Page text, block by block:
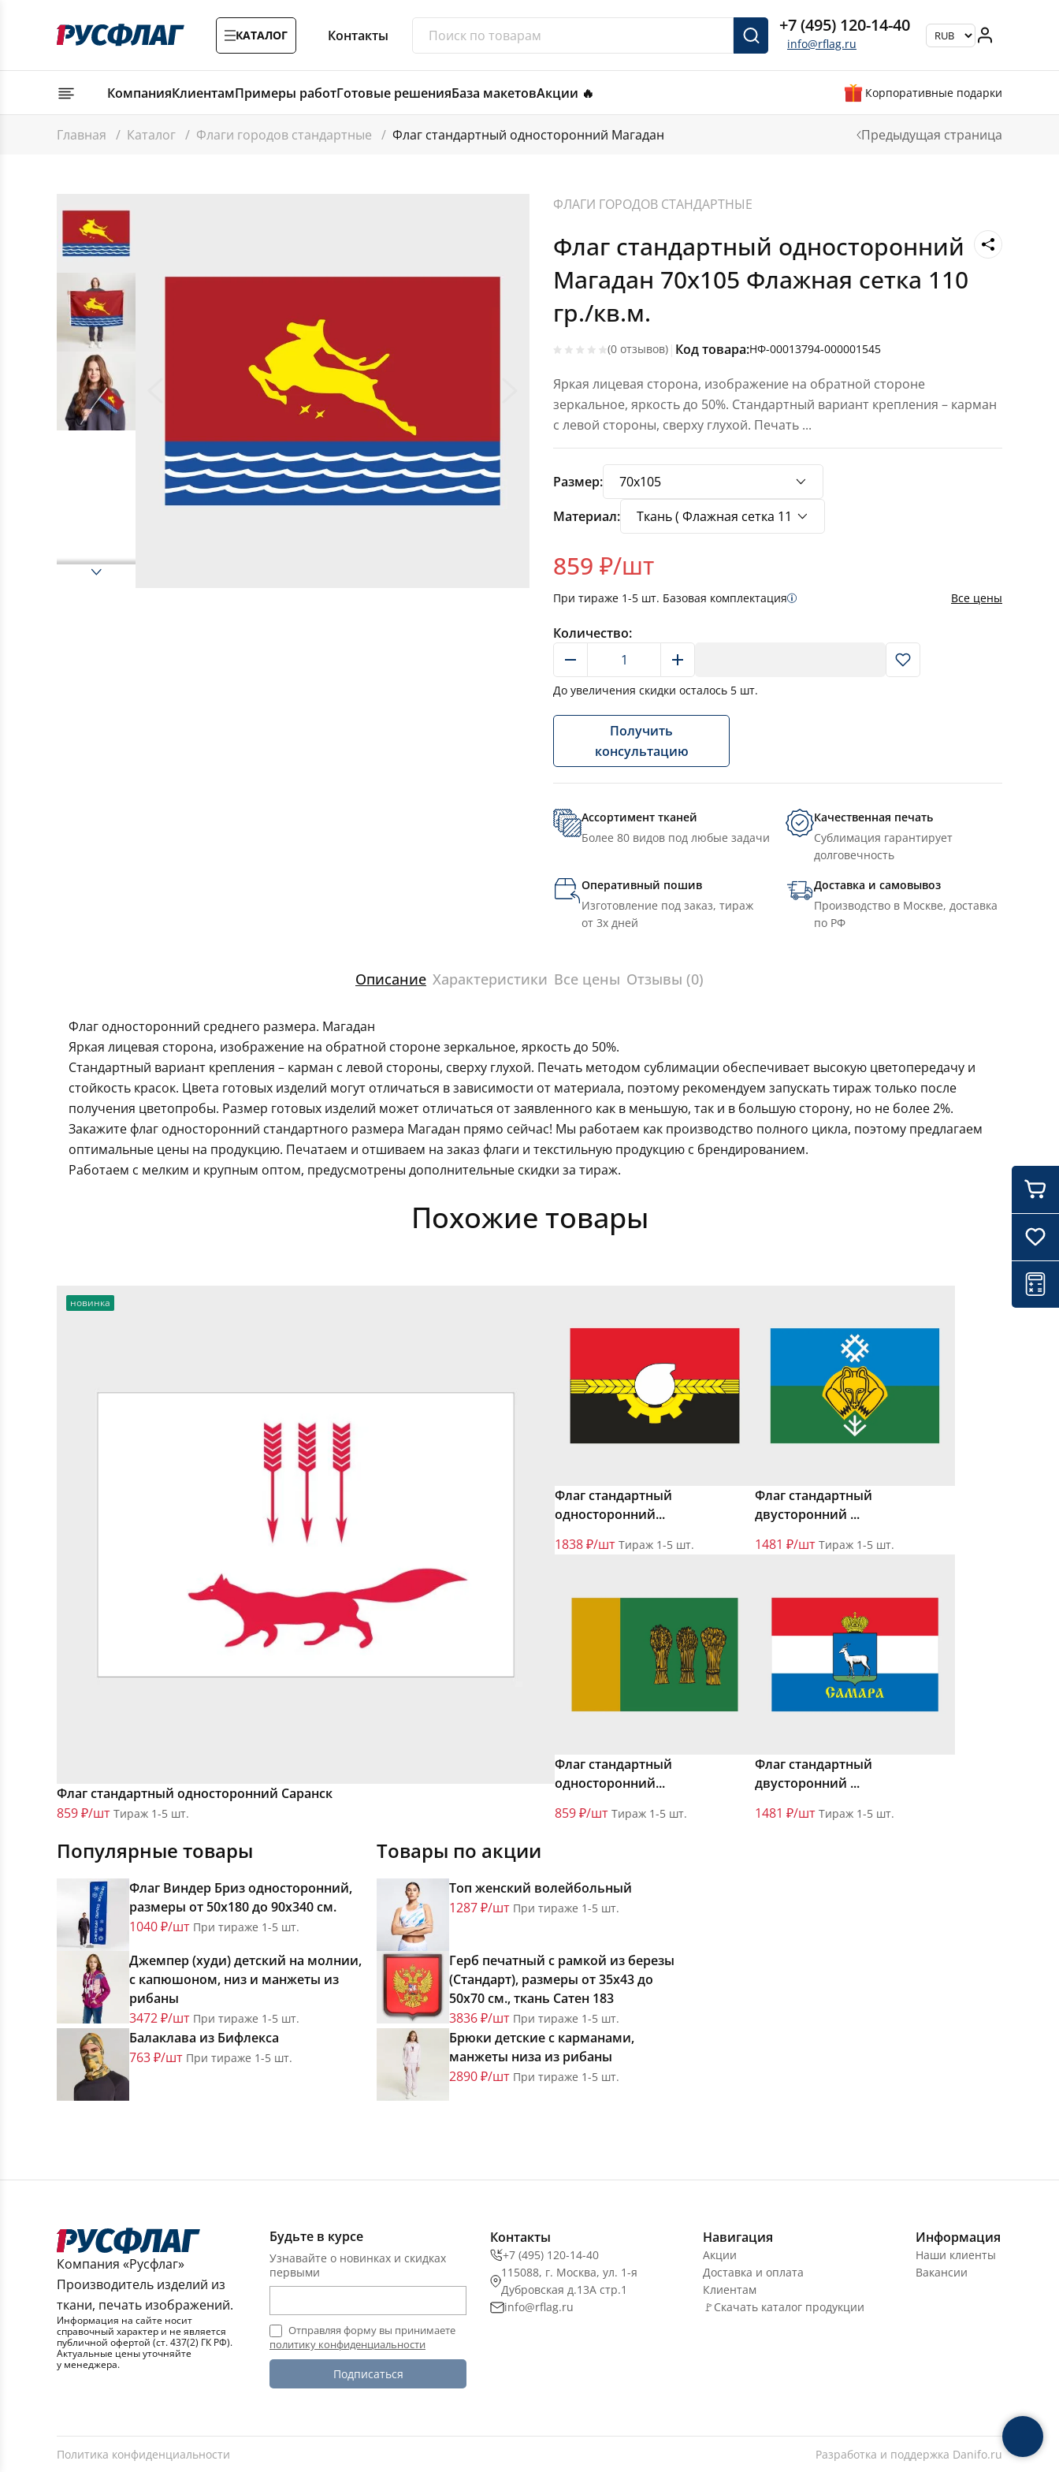
КАТАЛОГ Контакты +7 (495) 120-14-40
info@rflag.ru
КомпанияКлиентамПримеры работГотовые решенияБаза макетовАкции 🔥 Корпоративные подарки
Главная / Каталог / Флаги городов стандартные / Флаг стандартный односторонний Магадан Предыдущая страница
ФЛАГИ ГОРОДОВ СТАНДАРТНЫЕ
Флаг стандартный односторонний
Магадан 70х105 Флажная сетка 110
гр./кв.м.
(0 отзывов) | Код товара:НФ-00013794-000001545
Яркая лицевая сторона, изображение на обратной стороне
зеркальное, яркость до 50%. Стандартный вариант крепления – карман
с левой стороны, сверху глухой. Печать ...
Размер:
Материал:
859 ₽/шт
При тираже 1-5 шт. Базовая комплектация Все цены
Количество:
До увеличения скидки осталось 5 шт.
Получить
консультацию
Ассортимент тканей
Более 80 видов под любые задачи
Качественная печать
Сублимация гарантирует
долговечность
Оперативный пошив
Изготовление под заказ, тираж
от 3х дней
Доставка и самовывоз
Производство в Москве, доставка
по РФ
Описание Характеристики Все цены Отзывы (0)
Флаг односторонний среднего размера. Магадан
Яркая лицевая сторона, изображение на обратной стороне зеркальное, яркость до 50%.
Стандартный вариант крепления – карман с левой стороны, сверху глухой. Печать методом сублимации обеспечивает высокую цветопередачу и
стойкость красок. Цвета готовых изделий могут отличаться в зависимости от материала, поэтому рекомендуем запускать тираж только после
получения цветопробы. Размер готовых изделий может отличаться от заявленного как в меньшую, так и в большую сторону, но не более 2%.
Закажите флаг односторонний стандартного размера Магадан прямо сейчас! Мы работаем как производство полного цикла, поэтому предлагаем
оптимальные цены на продукцию. Печатаем и отшиваем на заказ флаги и текстильную продукцию с брендированием.
Работаем с мелким и крупным оптом, предусмотрены дополнительные скидки за тираж.
Похожие товары
новинка
Флаг стандартный односторонний Саранск
859 ₽/шт Тираж 1-5 шт.
Флаг стандартный
односторонний...
1838 ₽/шт Тираж 1-5 шт.
Флаг стандартный
двусторонний ...
1481 ₽/шт Тираж 1-5 шт.
Флаг стандартный
односторонний...
859 ₽/шт Тираж 1-5 шт.
Флаг стандартный
двусторонний ...
1481 ₽/шт Тираж 1-5 шт.
Популярные товары
Флаг Виндер Бриз односторонний,
размеры от 50х180 до 90х340 см.
1040 ₽/шт При тираже 1-5 шт.
Джемпер (худи) детский на молнии,
с капюшоном, низ и манжеты из
рибаны
3472 ₽/шт При тираже 1-5 шт.
Балаклава из Бифлекса
763 ₽/шт При тираже 1-5 шт.
Товары по акции
Топ женский волейбольный
1287 ₽/шт При тираже 1-5 шт.
Герб печатный с рамкой из березы
(Стандарт), размеры от 35х43 до
50х70 см., ткань Сатен 183
3836 ₽/шт При тираже 1-5 шт.
Брюки детские с карманами,
манжеты низа из рибаны
2890 ₽/шт При тираже 1-5 шт.
Компания «Русфлаг»
Производитель изделий из
ткани, печать изображений.
Информация на сайте носит
справочный характер и не является
публичной офертой (ст. 437(2) ГК РФ).
Актуальные цены уточняйте
у менеджера.
Будьте в курсе
Узнавайте о новинках и скидках
первыми
Отправляя форму вы принимаете
политику конфиденциальности
Подписаться
Контакты
+7 (495) 120-14-40
115088, г. Москва, ул. 1-я
Дубровская д.13А стр.1
info@rflag.ru
Навигация
Акции
Доставка и оплата
Клиентам
🚩Скачать каталог продукции
Информация
Наши клиенты
Вакансии
Политика конфиденциальности Разработка и поддержка Danifo.ru